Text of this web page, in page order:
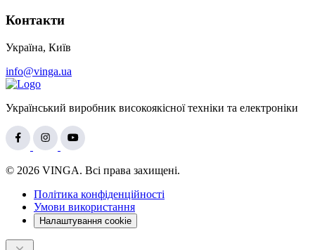
Контакти
Україна, Київ
info@vinga.ua
Український виробник високоякісної техніки та електроніки
© 2026 VINGA. Всі права захищені.
Політика конфіденційності
Умови використання
Налаштування cookie